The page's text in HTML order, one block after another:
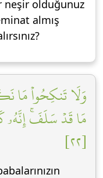
neşir olduğunuz
almış
وَلَا تَنكِحُواْ مَا
مَا قَدۡ سَلَفَۚ إِنَّهُۥ
[٢٢]